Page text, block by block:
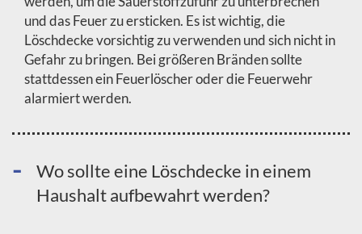
und das Feuer zu ersticken. Es ist wichtig, die
Löschdecke vorsichtig zu verwenden und sich nicht in
Gefahr zu bringen. Bei größeren Bränden sollte
stattdessen ein Feuerlöscher oder die Feuerwehr
alarmiert werden.
Wo sollte eine Löschdecke in einem
Haushalt aufbewahrt werden?